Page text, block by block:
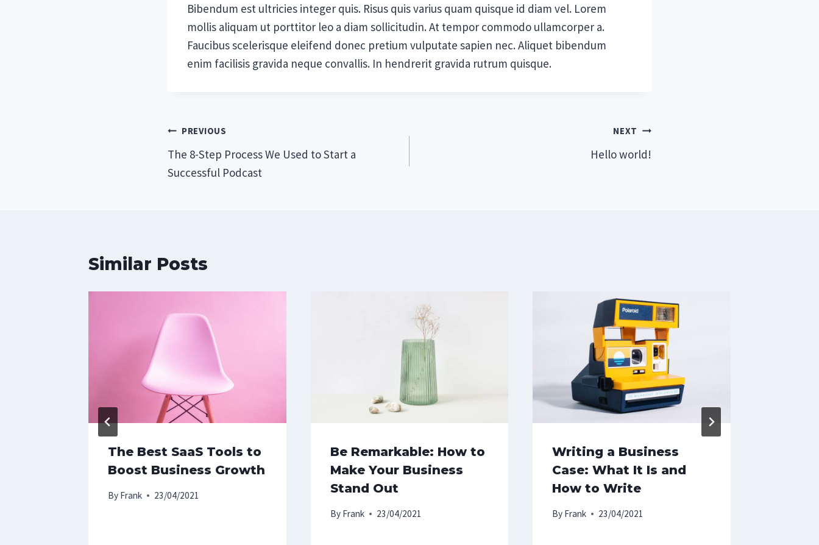
Bibendum est ultricies integer quis. Risus quis varius quam quisque id diam vel. Lorem
mollis aliquam ut porttitor leo a diam sollicitudin. At tempor commodo ullamcorper a.
Faucibus scelerisque eleifend donec pretium vulputate sapien nec. Aliquet bibendum
enim facilisis gravida neque convallis. In hendrerit gravida rutrum quisque.
Post
navigation
PREVIOUS
The 8-Step Process We Used to Start a
Successful Podcast
NEXT
Hello world!
Similar Posts
The Best SaaS Tools to
Boost Business Growth
By Frank 23/04/2021
Be Remarkable: How to
Make Your Business
Stand Out
By Frank 23/04/2021
Writing a Business
Case: What It Is and
How to Write
By Frank 23/04/2021